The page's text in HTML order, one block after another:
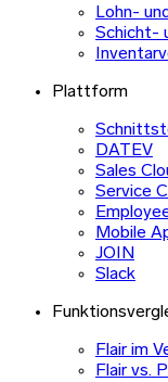
Lohn-
Schicht-
Plattform
DATEV
Sales
Service
Mobile
JOIN
Slack
Flair im
Flair vs.